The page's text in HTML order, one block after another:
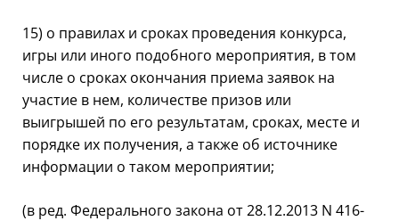
15) о правилах и сроках проведения конкурса,
игры или иного подобного мероприятия, в том
числе о сроках окончания приема заявок на
участие в нем, количестве призов или
выигрышей по его результатам, сроках, месте и
порядке их получения, а также об источнике
информации о таком мероприятии;
(в ред. Федерального закона от 28.12.2013 N 416-